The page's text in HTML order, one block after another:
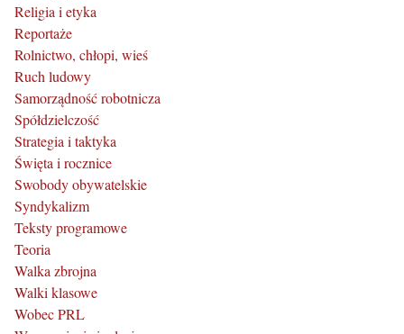
Religia i etyka
Reportaże
Rolnictwo, chłopi, wieś
Ruch ludowy
Samorządność robotnicza
Spółdzielczość
Strategia i taktyka
Święta i rocznice
Swobody obywatelskie
Syndykalizm
Teksty programowe
Teoria
Walka zbrojna
Walki klasowe
Wobec PRL